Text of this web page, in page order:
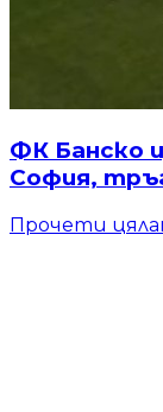
ФК Банско
София,
Прочети